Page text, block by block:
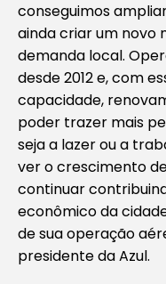
conseguimos
ainda criar um novo
demanda local.
desde 2012 e, com
capacidade,
poder trazer mais
seja a lazer ou a
ver o crescimento
continuar
econômico da
de sua operação
presidente da Azul.